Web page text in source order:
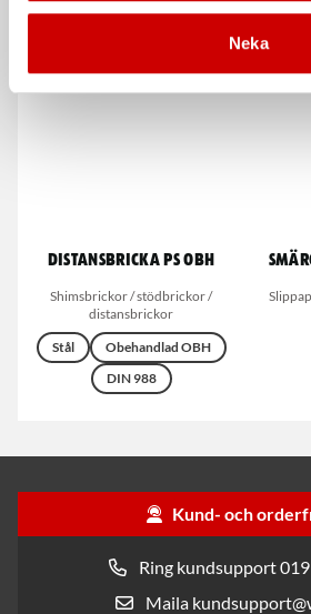
Neka
Distansbricka PS OBH
Shimsbrickor / stödbrickor /
distansbrickor
Stål
Obehandlad OBH
DIN 988
Kund- och
Ring kundsupport
Maila